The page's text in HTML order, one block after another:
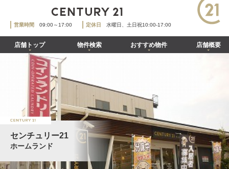
営業時間 09:00～17:00 定休日 水曜日、土日祝10:00‐17:00
店舗トップ 物件検索 おすすめ物件 店舗概要
センチュリー21
ホームランド